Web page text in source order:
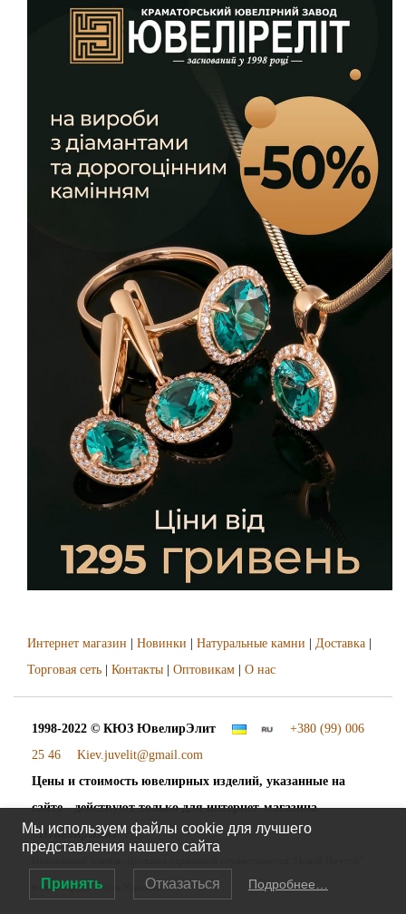
Интернет магазин Новинки Натуральные камни Доставка
Торговая сеть
Контакты Оптовикам О нас
1998-2022 © КЮЗ ЮвелирЭлит
+380 (99) 006
25 46
Kiev.juvelit@gmail.com
Цены и стоимость ювелирных изделий, указанные на
сайте - действуют только для интернет-магазина
"ЮвелирЭлит".
во все города и сёла Украины
Мы используем файлы cookie для лучшего
представления нашего сайта
Принять Отказаться Подробнее…